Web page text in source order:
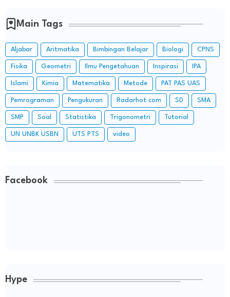
Main Tags
Aljabar Aritmatika Bimbingan Belajar Biologi CPNS
Fisika Geometri Ilmu Pengetahuan Inspirasi IPA
Islami Kimia Matematika Metode PAT PAS UAS
Pemrograman Pengukuran Radarhot com SD SMA
SMP Soal Statistika Trigonometri Tutorial
UN UNBK USBN UTS PTS video
Facebook
Hype